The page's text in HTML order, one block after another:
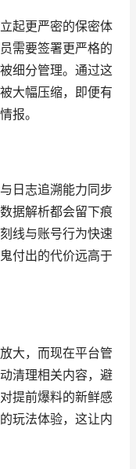
起更严密的保密体
需要签署更严格的
细分管理。通过这
大幅压缩，即便有
报。
日志追溯能力同步
据解析都会留下痕
线与账号行为快速
付出的代价远高于
大，而现在平台管
清理相关内容，避
提前爆料的新鲜感
玩法体验，这让内